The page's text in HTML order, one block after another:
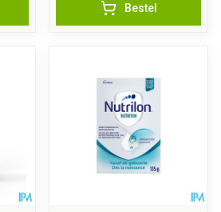
Bestel